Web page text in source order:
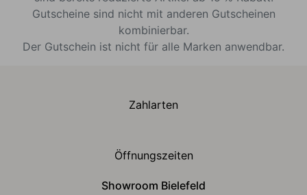
Gutscheine sind nicht mit anderen Gutscheinen
kombinierbar.
Der Gutschein ist nicht für alle Marken anwendbar.
Zahlarten
Öffnungszeiten
Showroom Bielefeld